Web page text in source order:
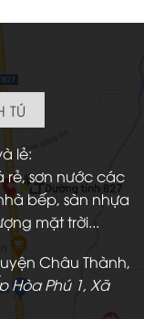
TÚ
lẻ:
sơn nước các
bếp, sàn nhựa
mặt trời...
Châu Thành,
Hòa Phú 1, Xã